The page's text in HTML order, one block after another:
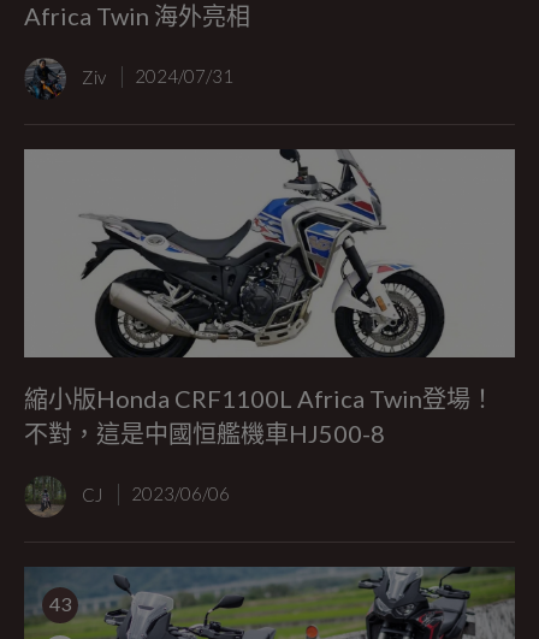
Africa Twin 海外亮相
Ziv 2024/07/31
縮小版Honda CRF1100L Africa Twin登場！
不對，這是中國恒艦機車HJ500-8
CJ 2023/06/06
43